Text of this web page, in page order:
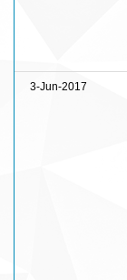
3-Jun-2017